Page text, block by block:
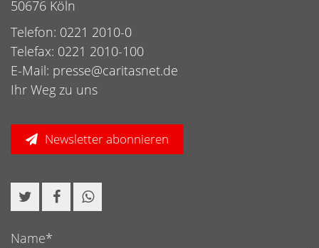
50676 Köln
Telefon: 0221 2010-0
Telefax: 0221 2010-100
E-Mail: presse@caritasnet.de
Ihr Weg zu uns
Newsletter abonnieren
Name*